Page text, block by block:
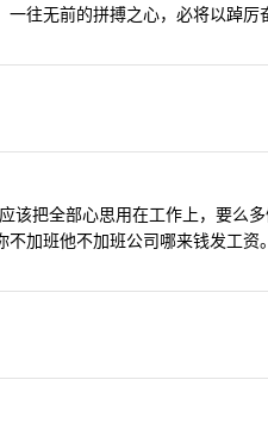
往无前的拼搏之心，必将以踔
该把全部心思用在工作上，要么
加班他不加班公司哪来钱发工资